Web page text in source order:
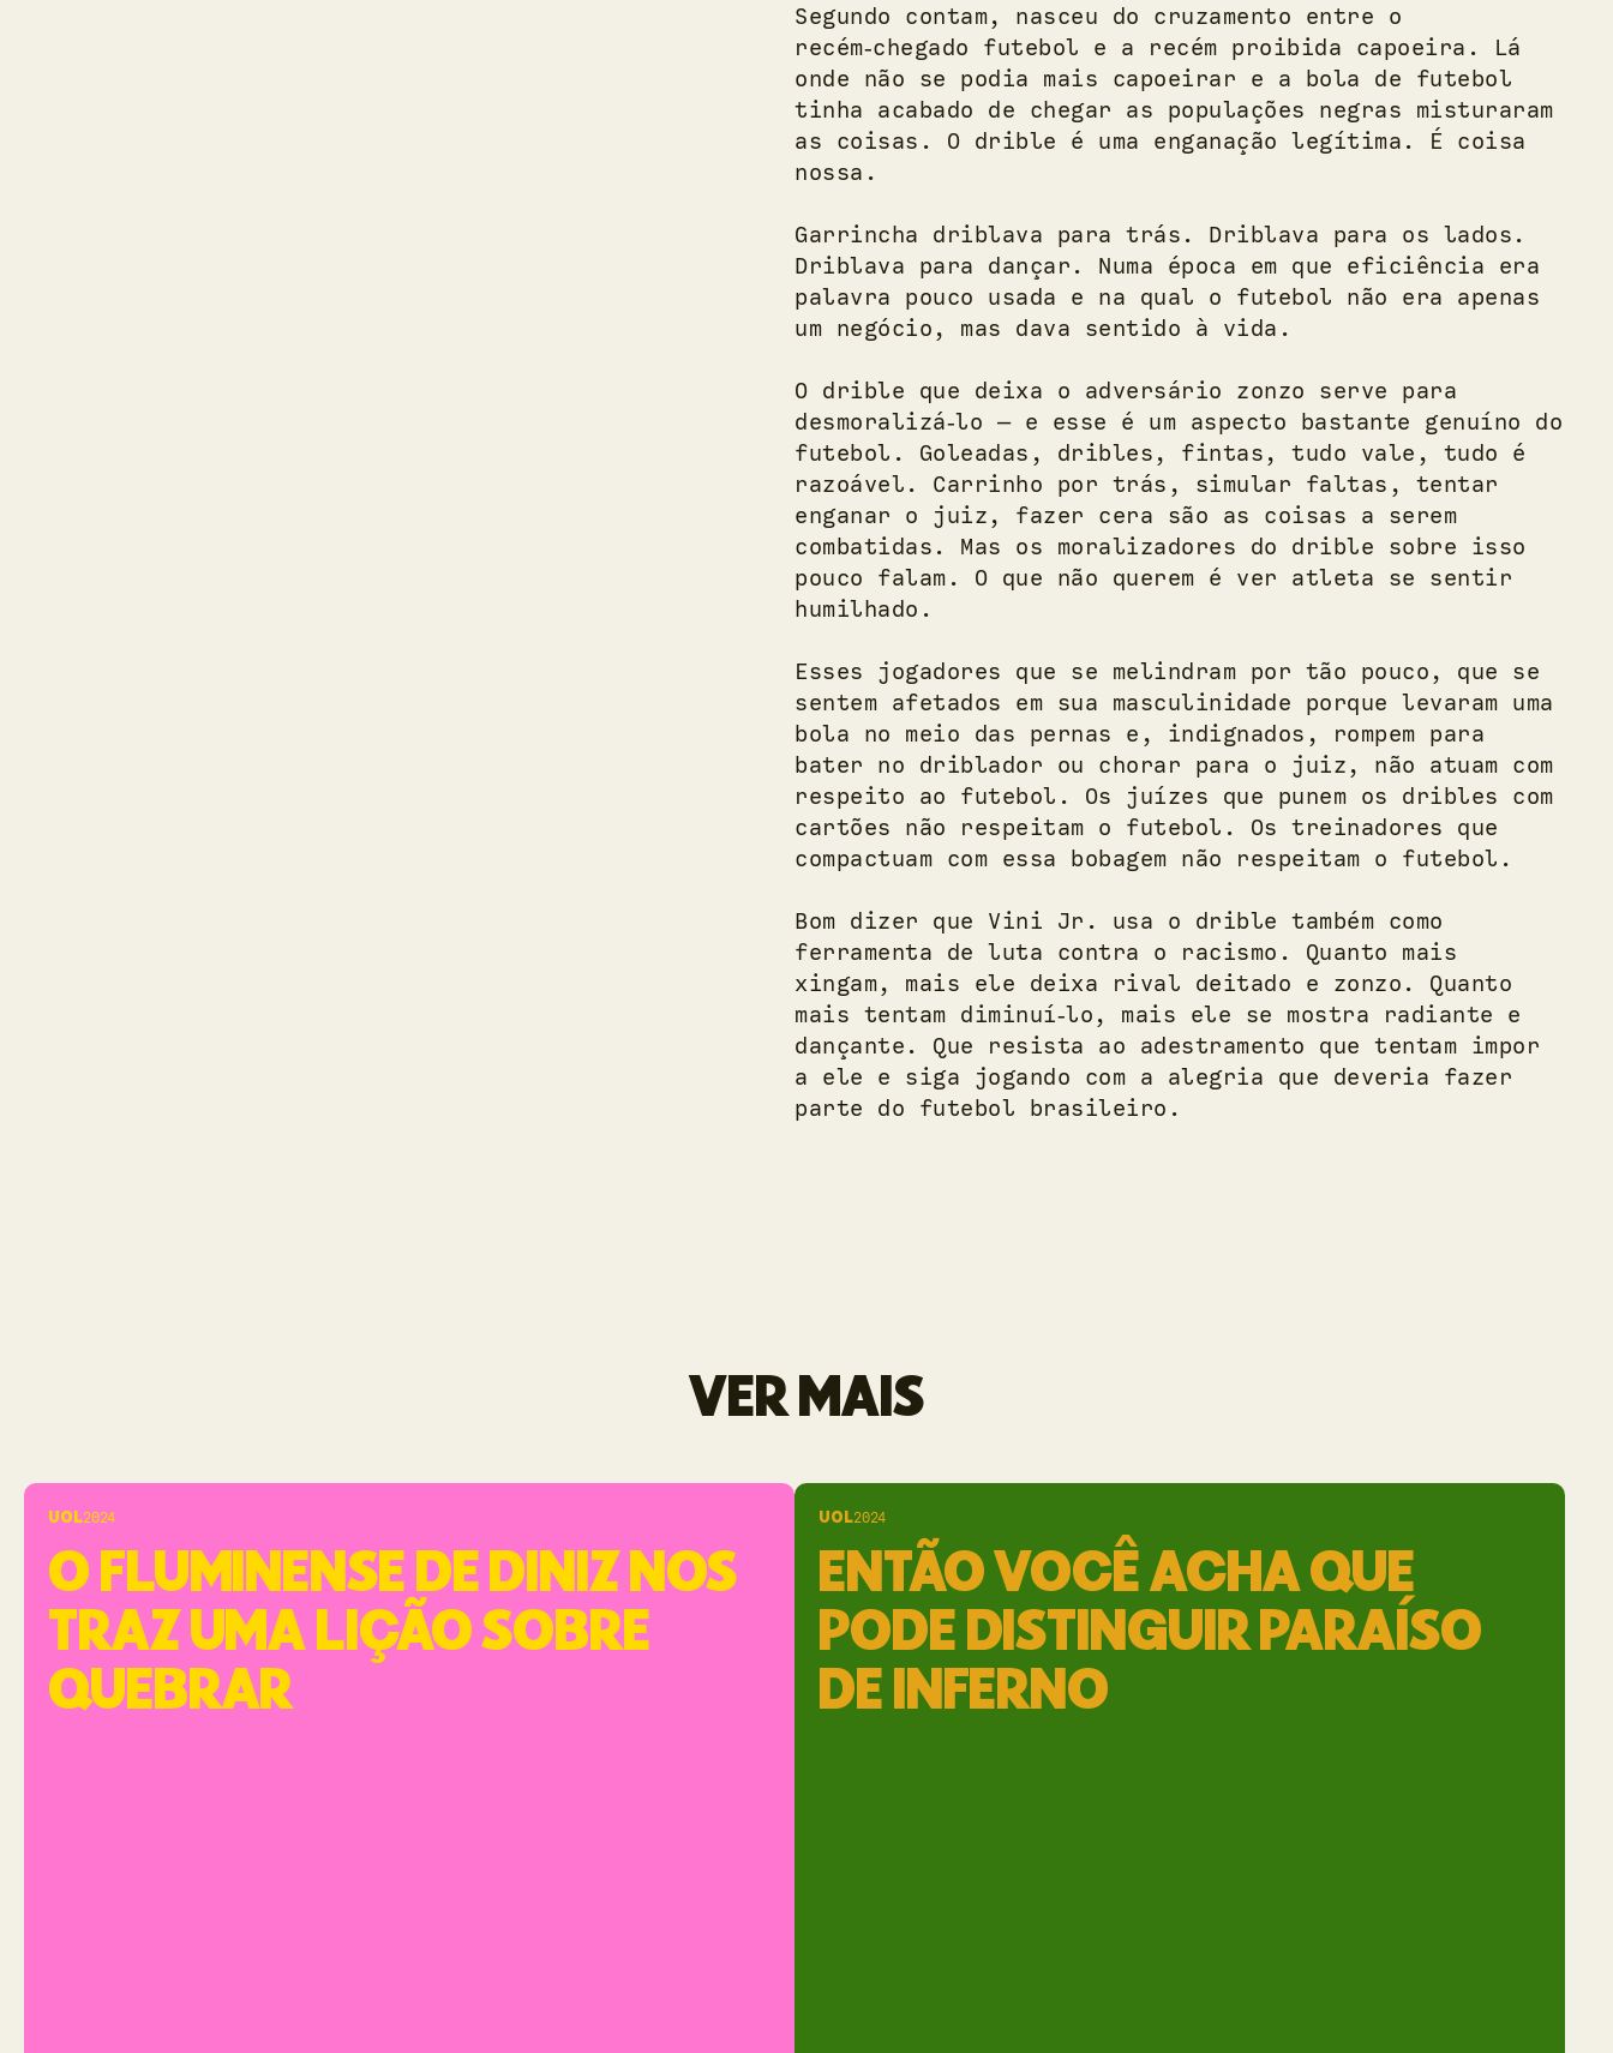
Segundo contam, nasceu do cruzamento entre o
recém‑chegado futebol e a recém proibida capoeira. Lá
onde não se podia mais capoeirar e a bola de futebol
tinha acabado de chegar as populações negras misturaram
as coisas. O drible é uma enganação legítima. É coisa
nossa.
Garrincha driblava para trás. Driblava para os lados.
Driblava para dançar. Numa época em que eficiência era
palavra pouco usada e na qual o futebol não era apenas
um negócio, mas dava sentido à vida.
O drible que deixa o adversário zonzo serve para
desmoralizá‑lo — e esse é um aspecto bastante genuíno do
futebol. Goleadas, dribles, fintas, tudo vale, tudo é
razoável. Carrinho por trás, simular faltas, tentar
enganar o juiz, fazer cera são as coisas a serem
combatidas. Mas os moralizadores do drible sobre isso
pouco falam. O que não querem é ver atleta se sentir
humilhado.
Esses jogadores que se melindram por tão pouco, que se
sentem afetados em sua masculinidade porque levaram uma
bola no meio das pernas e, indignados, rompem para
bater no driblador ou chorar para o juiz, não atuam com
respeito ao futebol. Os juízes que punem os dribles com
cartões não respeitam o futebol. Os treinadores que
compactuam com essa bobagem não respeitam o futebol.
Bom dizer que Vini Jr. usa o drible também como
ferramenta de luta contra o racismo. Quanto mais
xingam, mais ele deixa rival deitado e zonzo. Quanto
mais tentam diminuí‑lo, mais ele se mostra radiante e
dançante. Que resista ao adestramento que tentam impor
a ele e siga jogando com a alegria que deveria fazer
parte do futebol brasileiro.
VER MAIS
UOL2024
O FLUMINENSE DE DINIZ NOS
TRAZ UMA LIÇÃO SOBRE
QUEBRAR
UOL2024
ENTÃO VOCÊ ACHA QUE
PODE DISTINGUIR PARAÍSO
DE INFERNO